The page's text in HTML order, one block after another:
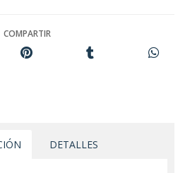
COMPARTIR
DETALLES